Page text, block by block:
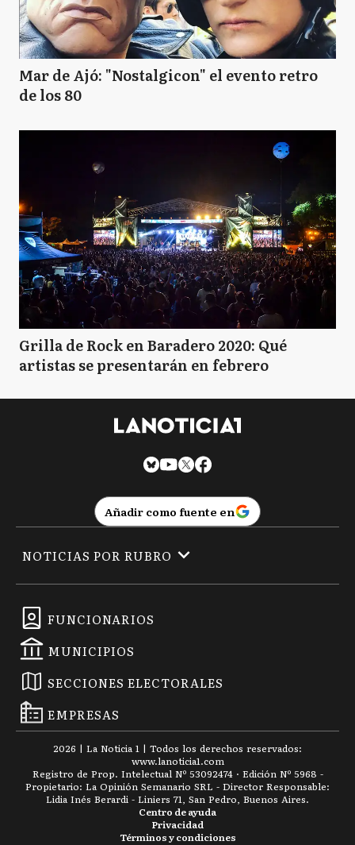
Mar de Ajó: "Nostalgicon" el evento retro
de los 80
Grilla de Rock en Baradero 2020: Qué
artistas se presentarán en febrero
Añadir como fuente en
FUNCIONARIOS
MUNICIPIOS
SECCIONES ELECTORALES
EMPRESAS
NOTICIAS POR RUBRO
2026 | La Noticia 1 | Todos los derechos reservados:
www.lanoticia1.com
Registro de Prop. Intelectual Nº 53092474 · Edición Nº 5968 -
Propietario: La Opinión Semanario SRL - Director Responsable:
Lidia Inés Berardi - Liniers 71, San Pedro, Buenos Aires.
Términos y condiciones
Privacidad
Centro de ayuda